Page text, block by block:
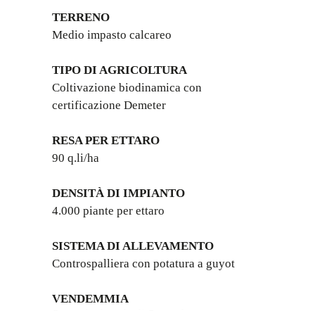
TERRENO
Medio impasto calcareo
TIPO DI AGRICOLTURA
Coltivazione biodinamica con
certificazione Demeter
RESA PER ETTARO
90 q.li/ha
DENSITÀ DI IMPIANTO
4.000 piante per ettaro
SISTEMA DI ALLEVAMENTO
Controspalliera con potatura a guyot
VENDEMMIA